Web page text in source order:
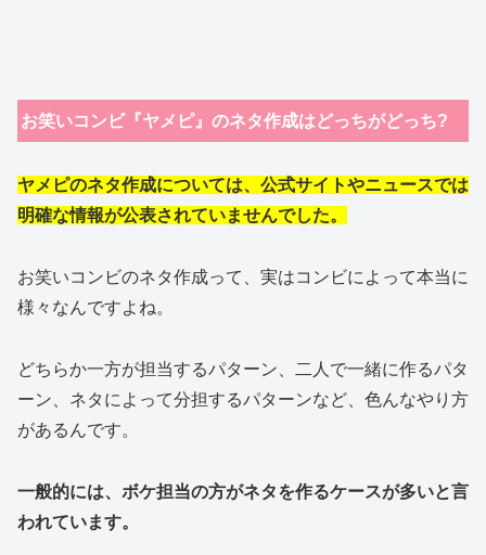
お笑いコンビ『ヤメピ』のネタ作成はどっちがどっち?
ヤメピのネタ作成については、公式サイトやニュースでは
明確な情報が公表されていませんでした。
お笑いコンビのネタ作成って、実はコンビによって本当に
様々なんですよね。
どちらか一方が担当するパターン、二人で一緒に作るパタ
ーン、ネタによって分担するパターンなど、色んなやり方
があるんです。
一般的には、ボケ担当の方がネタを作るケースが多いと言
われています。